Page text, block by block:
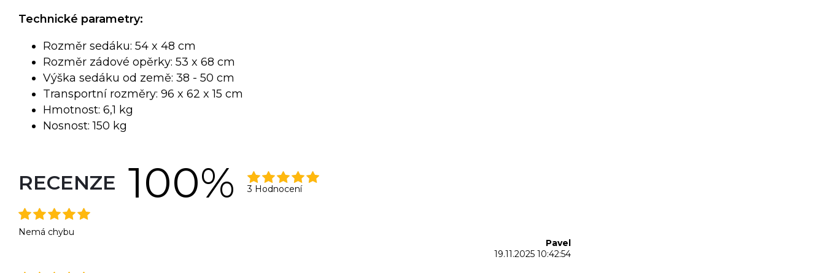
Technické parametry:
Rozměr sedáku: 54 x 48 cm
Rozměr zádové opěrky: 53 x 68 cm
Výška sedáku od země: 38 - 50 cm
Transportní rozměry: 96 x 62 x 15 cm
Hmotnost: 6,1 kg
Nosnost: 150 kg
RECENZE 100% 3 Hodnocení
Nemá chybu
Pavel
19.11.2025 10:42:54